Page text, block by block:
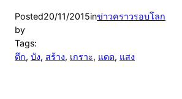
Posted20/11/2015inข่าวคราวรอบโลก
by
Tags:
ตึก, บัง, สร้าง, เกราะ, แดด, แสง